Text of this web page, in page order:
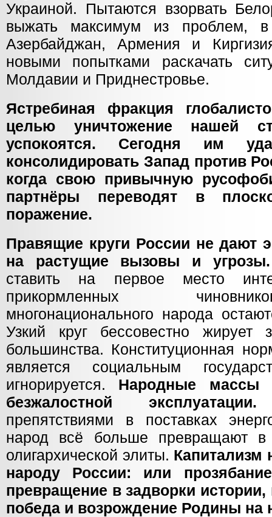
Украиной. Пытаются взорвать
выжать максимум из проблем, в
Азербайджан, Армения и
новыми попытками раскачать
Молдавии и Приднестровье.
Ястребиная фракция
целью уничтожение нашей
успокоятся. Сегодня им
консолидировать Запад против
когда свою привычную
партнёры переводят в
поражение.
Правящие круги России не дают
на растущие вызовы и
ставить на первое место
прикормленных
многонационального народа
Узкий круг бессовестно жирует
большинства. Конституционная
является социальным
игнорируется. Народные массы
безжалостной
препятствиями в поставках
народ всё больше превращают
олигархической элиты. Капитализм
народу России: или
превращение в задворки
победа и возрождение Родины на